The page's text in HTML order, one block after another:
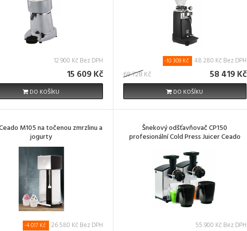
12 900 Kč Bez DPH
15 609 Kč
DO KOŠÍKU
68 728 Kč
-10 309 Kč 48 280 Kč Bez DPH
58 419 Kč
DO KOŠÍKU
M105 na točenou zmrzlinu a
jogurty
-4 017 Kč 26 580 Kč Bez DPH
Šnekový odšťavňovač CP150
profesionální Cold Press Juicer Ceado
55 900 Kč Bez DPH